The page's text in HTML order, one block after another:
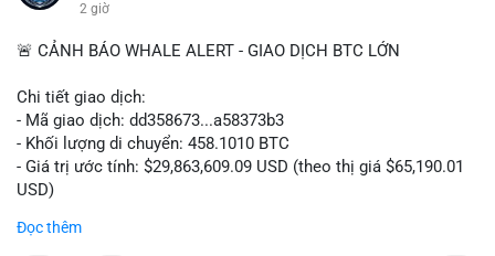
2 giờ
🚨 CẢNH BÁO WHALE ALERT - GIAO DỊCH BTC LỚN
Chi tiết giao dịch:
- Mã giao dịch: dd358673...a58373b3
- Khối lượng di chuyển: 458.1010 BTC
- Giá trị ước tính: $29,863,609.09 USD (theo thị giá $65,190.01
USD)
Đọc thêm